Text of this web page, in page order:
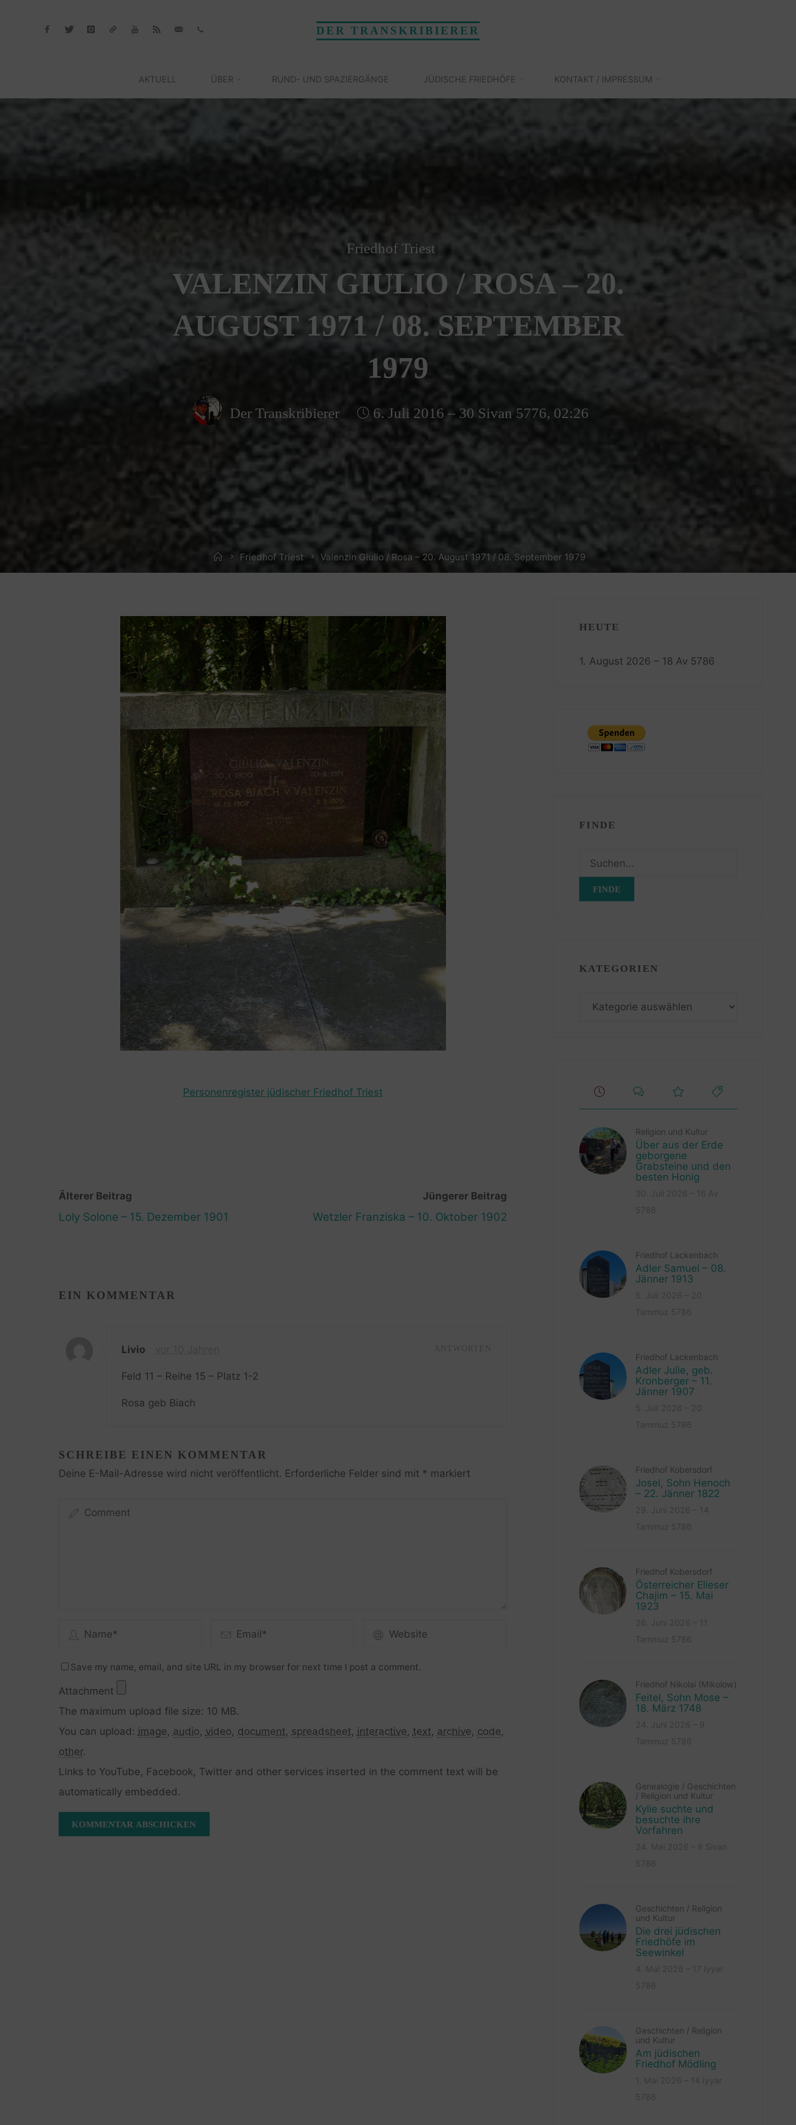
DER TRANSKRIBIERER
AKTUELL ÜBER RUND- UND SPAZIERGÄNGE JÜDISCHE FRIEDHÖFE KONTAKT / IMPRESSUM
Friedhof Triest
VALENZIN GIULIO / ROSA – 20.
AUGUST 1971 / 08. SEPTEMBER
1979
Der Transkribierer 6. Juli 2016 – 30 Sivan 5776, 02:26
HomeFriedhof Triest Valenzin Giulio / Rosa – 20. August 1971 / 08. September 1979
Personenregister jüdischer Friedhof Triest
Älterer Beitrag
Loly Solone – 15. Dezember 1901
Jüngerer Beitrag
Wetzler Franziska – 10. Oktober 1902
EIN KOMMENTAR
Livio
Feld 11 – Reihe 15 – Platz 1-2
Rosa geb Biach
SCHREIBE EINEN KOMMENTAR
Deine E-Mail-Adresse wird nicht veröffentlicht. Erforderliche Felder sind mit * markiert
Save my name, email, and site URL in my browser for next time I post a comment.
Attachment
The maximum upload file size: 10 MB.
You can upload: image, audio, video, document, spreadsheet, interactive, text, archive, code,
other.
Links to YouTube, Facebook, Twitter and other services inserted in the comment text will be
automatically embedded.
HEUTE
1. August 2026 – 18 Av 5786
FINDE
Suchen
nach:
KATEGORIEN
Kategorien
Religion und Kultur
Über aus der Erde
geborgene
Grabsteine und den
besten Honig
Friedhof Lackenbach
Adler Samuel – 08.
Jänner 1913
Friedhof Lackenbach
Adler Julie, geb.
Kronberger – 11.
Jänner 1907
Friedhof Kobersdorf
Josel, Sohn Henoch
– 22. Jänner 1822
Friedhof Kobersdorf
Österreicher Elieser
Chajim – 15. Mai
1923
Friedhof Nikolai (Mikolow)
Feitel, Sohn Mose –
18. März 1748
Genealogie / Geschichten
/ Religion und Kultur
Kylie suchte und
besuchte ihre
Vorfahren
Geschichten / Religion
und Kultur
Die drei jüdischen
Friedhöfe im
Seewinkel
Geschichten / Religion
und Kultur
Am jüdischen
Friedhof Mödling